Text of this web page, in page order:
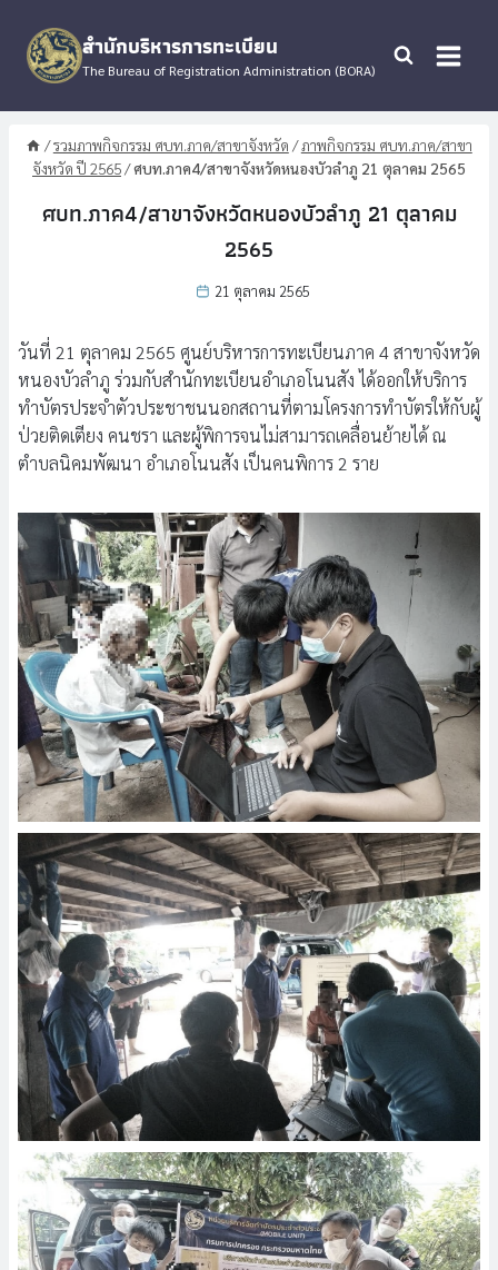
content
สำนักบริหารการทะเบียน
The Bureau of Registration Administration (BORA)
/รวมภาพกิจกรรม ศบท.ภาค/สาขาจังหวัด /ภาพกิจกรรม ศบท.ภาค/สาขา
จังหวัด ปี 2565/ศบท.ภาค4/สาขาจังหวัดหนองบัวลำภู 21 ตุลาคม 2565
ศบท.ภาค4/สาขาจังหวัดหนองบัวลำภู 21 ตุลาคม
2565
21 ตุลาคม 2565
วันที่ 21 ตุลาคม 2565 ศูนย์บริหารการทะเบียนภาค 4 สาขาจังหวัด
หนองบัวลำภู ร่วมกับสำนักทะเบียนอำเภอโนนสัง ได้ออกให้บริการ
ทำบัตรประจำตัวประชาชนนอกสถานที่ตามโครงการทำบัตรให้กับผู้
ป่วยติดเตียง คนชรา และผู้พิการจนไม่สามารถเคลื่อนย้ายได้ ณ
ตำบลนิคมพัฒนา อำเภอโนนสัง เป็นคนพิการ 2 ราย